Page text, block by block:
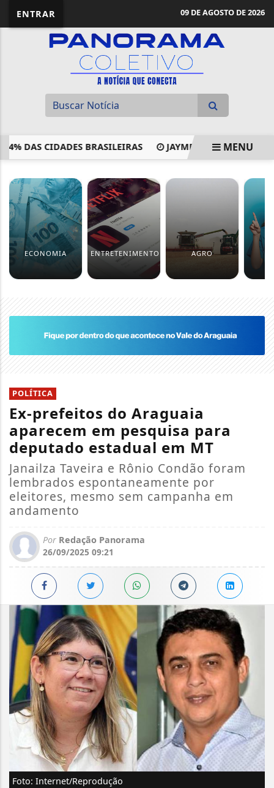
ENTRAR 09 DE AGOSTO DE 2026
CIDADES BRASILEIRAS JAYME CAMPOS E MAX
MENU
ECONOMIA ENTRETENIMENTO AGRO
POLÍTICA
Ex-prefeitos do Araguaia
aparecem em pesquisa para
deputado estadual em MT
Janailza Taveira e Rônio Condão foram
lembrados espontaneamente por
eleitores, mesmo sem campanha em
andamento
Por Redação Panorama
26/09/2025 09:21
Foto: Internet/Reprodução